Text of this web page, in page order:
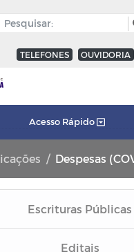
TELEFONES OUVIDORIA
Acesso Rápido
Despesas
Escrituras Públicas
Editais